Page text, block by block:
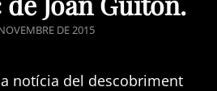
DE 2015
notícia del descobriment